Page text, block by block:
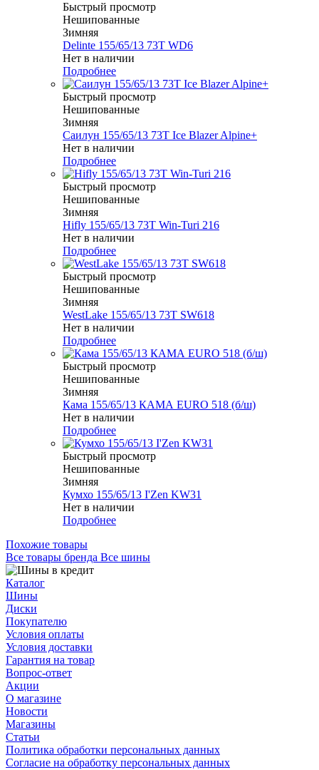
Быстрый просмотр
Нешипованные
Зимняя
Delinte 155/65/13 73T WD6
Нет в наличии
Подробнее
Быстрый просмотр
Нешипованные
Зимняя
Саилун 155/65/13 73T Ice Blazer Alpine+
Нет в наличии
Подробнее
Быстрый просмотр
Нешипованные
Зимняя
Hifly 155/65/13 73T Win-Turi 216
Нет в наличии
Подробнее
Быстрый просмотр
Нешипованные
Зимняя
WestLake 155/65/13 73T SW618
Нет в наличии
Подробнее
Быстрый просмотр
Нешипованные
Зимняя
Кама 155/65/13 КАМА EURO 518 (б/ш)
Нет в наличии
Подробнее
Быстрый просмотр
Нешипованные
Зимняя
Кумхо 155/65/13 I'Zen KW31
Нет в наличии
Подробнее
Похожие товары
Все товары бренда Все шины
Каталог
Шины
Диски
Покупателю
Условия оплаты
Условия доставки
Гарантия на товар
Вопрос-ответ
Акции
О магазине
Новости
Магазины
Статьи
Политика обработки персональных данных
Согласие на обработку персональных данных